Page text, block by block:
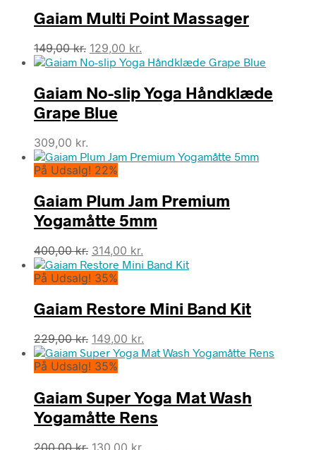
249,00 kr..184,00 kr..
Gaiam Multi Point Massager
149,00kr. Den
oprindelige
var:
149,00 kr..
129,00 kr.
aktuelle
er:
129,00 kr..
Gaiam No-slip Yoga Håndklæde
Grape Blue
309,00 kr.
På Udsalg! 22%
Gaiam Plum Jam Premium
Yogamåtte 5mm
400,00kr. Den
oprindelige
pris
400,00 kr..
314,00 kr.
aktuelle
314,00 kr..
På Udsalg! 35%
Gaiam Restore Mini Band Kit
229,00kr. Den
oprindelige
pris
229,00 kr..
149,00 kr.
aktuelle
149,00 kr..
På Udsalg! 35%
Gaiam Super Yoga Mat Wash
Yogamåtte Rens
200,00kr. Den
130,00 kr.